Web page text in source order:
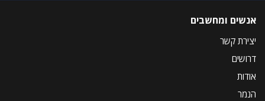
אנשים ומחשבים
יצירת קשר
דרושים
אודות
הנמר